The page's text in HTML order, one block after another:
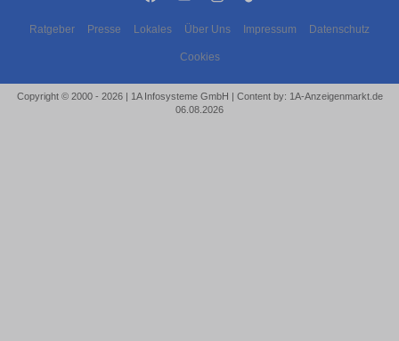
Ratgeber Presse Lokales Über Uns Impressum Datenschutz
Cookies
Copyright © 2000 - 2026 | 1A Infosysteme GmbH | Content by: 1A-Anzeigenmarkt.de
06.08.2026